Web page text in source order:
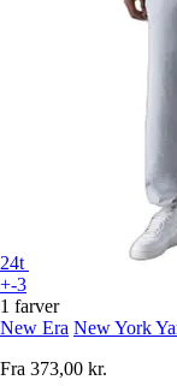
24t
+-3
1 farver
New Era New York
Fra 373,00 kr.